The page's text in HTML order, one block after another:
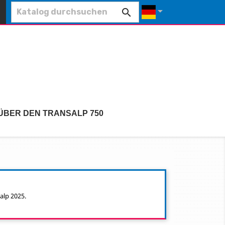
 
DEN TRANSALP 750
2025.